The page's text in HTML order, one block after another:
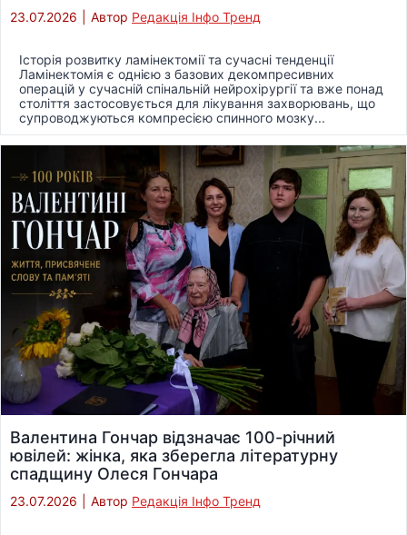
23.07.2026 Автор Редакція Інфо Тренд
Історія розвитку ламінектомії та сучасні тенденції
Ламінектомія є однією з базових декомпресивних
операцій у сучасній спінальній нейрохірургії та вже понад
століття застосовується для лікування захворювань, що
супроводжуються компресією спинного мозку...
Валентина Гончар відзначає 100-річний
ювілей: жінка, яка зберегла літературну
спадщину Олеся Гончара
23.07.2026 Автор Редакція Інфо Тренд